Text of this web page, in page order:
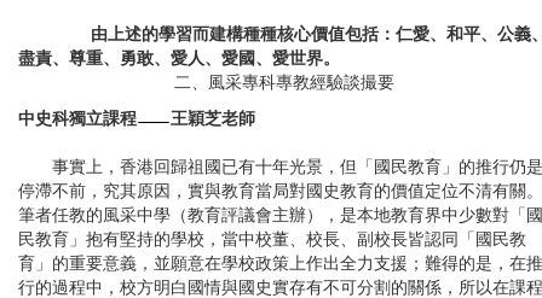
由上述的學習而建構種種核心價值包括：仁愛、和平、公義
盡責、尊重、勇敢、愛人、愛國、愛世界。
二、風采專科專教經驗談撮要
中史科獨立課程
王穎芝老師
事實上，香港回歸祖國已有十年光景，但「國民教育」的推行仍是
停滯不前，究其原因，實與教育當局對國史教育的價值定位不清有關。
筆者任教的風采中學（教育評議會主辦），是本地教育界中少數對「國
民教育」抱有堅持的學校，當中校董、校長、副校長皆認同「國民教
育」的重要意義，並願意在學校政策上作出全力支援；難得的是，在推
行的過程中，校方明白國情與國史實存有不可分割的關係，所以在課程